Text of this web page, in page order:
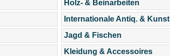
Holz- & Beinarbeiten
Internationale Antiq. & Kunst
Jagd & Fischen
Kleidung & Accessoires